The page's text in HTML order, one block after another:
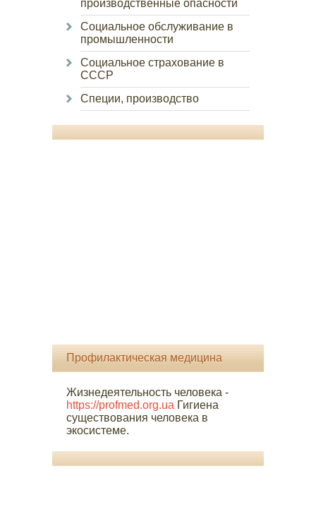
производственные опасности
Социальное обслуживание в
промышленности
Социальное страхование в
СССР
Специи, производство
Профилактическая медицина
Жизнедеятельность человека -
https://profmed.org.ua Гигиена
существования человека в
экосистеме.